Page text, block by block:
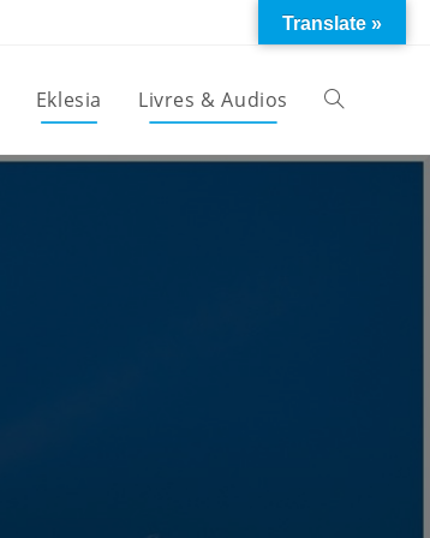
Eklesia Livres & Audios Toggle
Translate »